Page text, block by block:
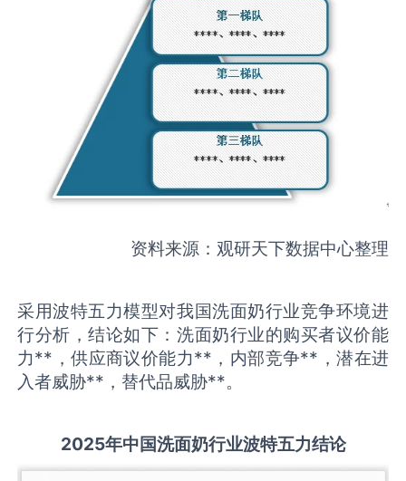
资料来源：观研天下数据中心整理
采用波特五力模型对我国洗面奶行业竞争环境进
行分析，结论如下：洗面奶行业的购买者议价能
力**，供应商议价能力**，内部竞争**，潜在进
入者威胁**，替代品威胁**。
2025年中国洗面奶行业波特五力结论